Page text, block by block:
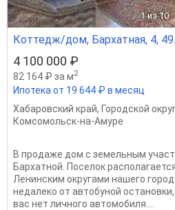
1 из 10
Коттедж/дом, Бархатная, 4,
4 100 000 ₽
82 164 ₽ за м2
Ипотека от 19 644 ₽ в месяц
Хабаровский край, Городской
Комсомольск-на-Амуре
В продаже дом с земельным
Бархатной. Поселок
Ленинским округами нашего
недалеко от автобуной
вас нет личного автомобиля....